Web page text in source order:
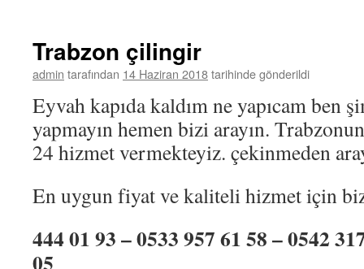
Trabzon çilingir
admin tarafından 14 Haziran 2018tarihinde gönderildi
Eyvah kapıda kaldım ne yapıcam ben
yapmayın hemen bizi arayın.
24 hizmet vermekteyiz. çekinmeden
En uygun fiyat ve kaliteli hizmet için
444 01 93 – 0533 957 61 58 – 0542
05